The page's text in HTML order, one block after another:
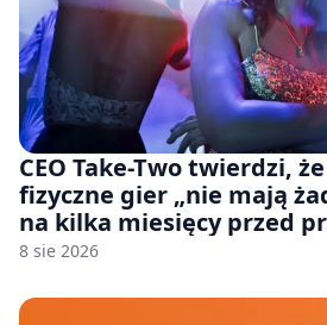
CEO Take-Two twierdzi,
fizyczne gier „nie mają
na kilka miesięcy przed
8 sie 2026